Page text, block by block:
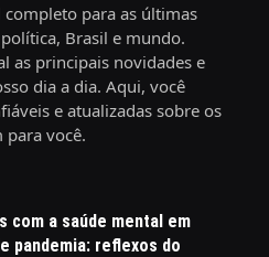
completo para as últimas
Brasil e mundo.
as principais novidades e
dia a dia. Aqui, você
e atualizadas sobre os
você.
com a saúde mental em
pandemia: reflexos do